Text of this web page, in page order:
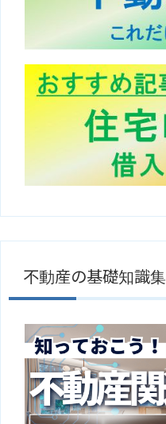
不動産の基礎知識集